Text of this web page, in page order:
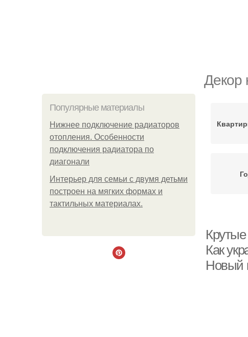
Декор
Популярные материалы
Нижнее подключение радиаторов
отопления. Особенности
подключения радиатора по
диагонали
Интерьер для семьи с двумя детьми
построен на мягких формах и
тактильных материалах.
Как
Новый